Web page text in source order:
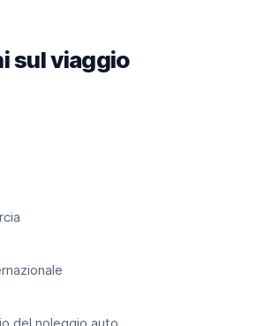
sul viaggio